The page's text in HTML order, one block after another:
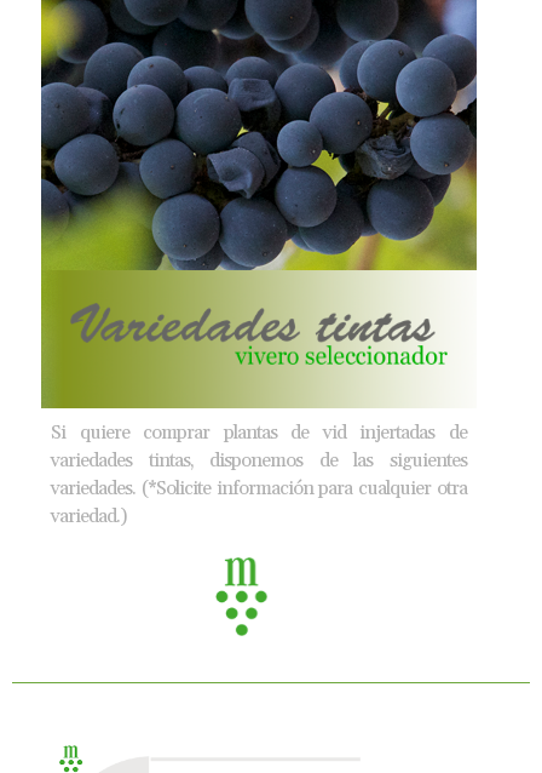
Si quiere comprar plantas de vid injertadas de
variedades tintas, disponemos de las siguientes
variedades. (*Solicite información para cualquier otra
variedad.)